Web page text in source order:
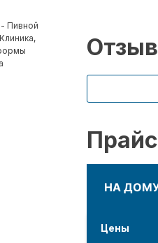
Пивной
НА
Цены